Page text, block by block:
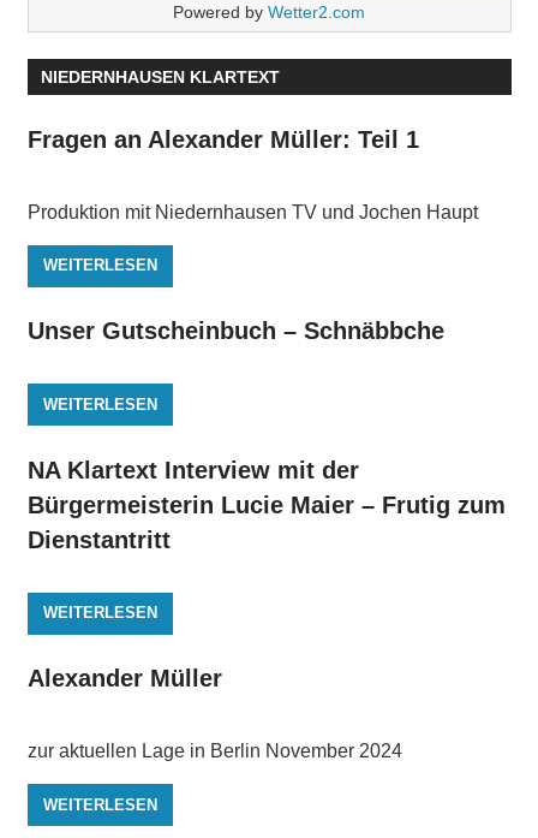
Powered by Wetter2.com
NIEDERNHAUSEN KLARTEXT
Fragen an Alexander Müller: Teil 1
Produktion mit Niedernhausen TV und Jochen Haupt
WEITERLESEN
Unser Gutscheinbuch – Schnäbbche
WEITERLESEN
NA Klartext Interview mit der
Bürgermeisterin Lucie Maier – Frutig zum
Dienstantritt
WEITERLESEN
Alexander Müller
zur aktuellen Lage in Berlin November 2024
WEITERLESEN